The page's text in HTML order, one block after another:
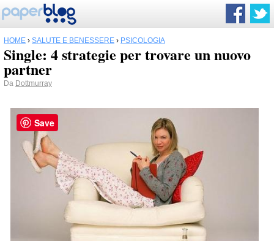
HOME › SALUTE E BENESSERE › PSICOLOGIA
Single: 4 strategie per trovare un nuovo
partner
Da Dottmurray
Save